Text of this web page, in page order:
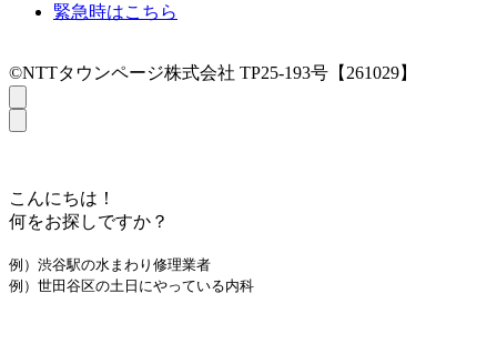
緊急時はこちら
©NTTタウンページ株式会社 TP25-193号【261029】
こんにちは！
何をお探しですか？
例）渋谷駅の水まわり修理業者
例）世田谷区の土日にやっている内科